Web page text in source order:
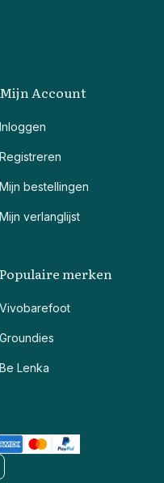
Mijn Account
Inloggen
Registreren
Mijn bestellingen
Mijn verlanglijst
Populaire merken
Vivobarefoot
Groundies
Be Lenka